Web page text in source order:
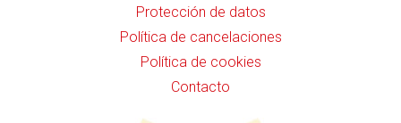
Protección de datos
Política de cancelaciones
Política de cookies
Contacto